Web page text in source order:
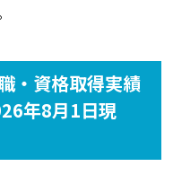
・資格取得実績
年8月1日現